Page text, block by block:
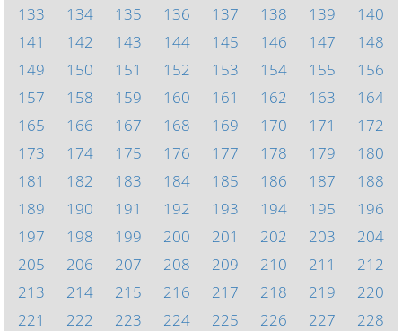
133
134 135 136 137 138 139
140
141
142 143 144 145 146 147
148
149
150 151 152 153 154 155
156
157
158 159 160 161 162 163
164
165
166 167 168 169 170 171
172
173
174 175 176 177 178 179
180
181
182 183 184 185 186 187
188
189
190 191 192 193 194 195
196
197
198 199 200 201 202 203
204
205
206 207 208 209 210 211
212
213
214 215 216 217 218 219
220
221
222 223 224 225 226 227
228